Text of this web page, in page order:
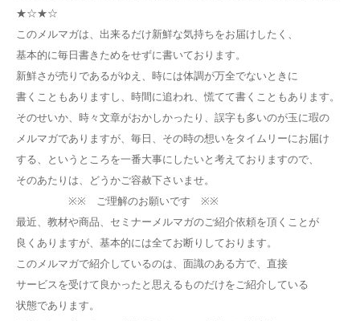
★☆★☆
このメルマガは、出来るだけ新鮮な気持ちをお届けしたく、
基本的に毎日書きためをせずに書いております。
新鮮さが売りであるがゆえ、時には体調が万全でないときに
書くこともありますし、時間に追われ、慌てて書くこともあります。
そのせいか、時々文章がおかしかったり、誤字も多いのが玉に瑕の
メルマガでありますが、毎日、その時の想いをタイムリーにお届け
する、というところを一番大事にしたいと考えておりますので、
そのあたりは、どうかご容赦下さいませ。
※※ ご理解のお願いです ※※
最近、教材や商品、セミナーメルマガのご紹介依頼を頂くことが
良くありますが、基本的には全てお断りしております。
このメルマガで紹介しているのは、面識のある方で、直接
サービスを受けて良かったと思えるものだけをご紹介している
状態であります。